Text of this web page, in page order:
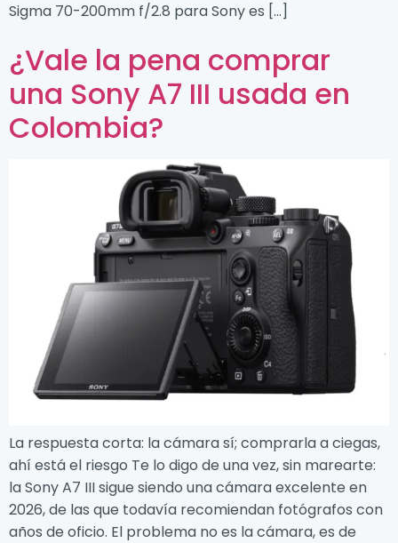
Sigma 70-200mm f/2.8 para Sony es […]
¿Vale la pena comprar
una Sony A7 III usada en
Colombia?
La respuesta corta: la cámara sí; comprarla a ciegas,
ahí está el riesgo Te lo digo de una vez, sin marearte:
la Sony A7 III sigue siendo una cámara excelente en
2026, de las que todavía recomiendan fotógrafos con
años de oficio. El problema no es la cámara, es de